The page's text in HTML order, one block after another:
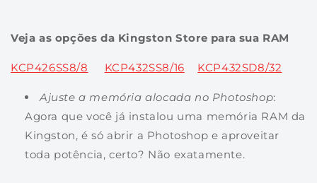
Veja as opções da Kingston Store para sua RAM
KCP426SS8/8 KCP432SS8/16 KCP432SD8/32
Ajuste a memória alocada no Photoshop:
Agora que você já instalou uma memória RAM da
Kingston, é só abrir a Photoshop e aproveitar
toda potência, certo? Não exatamente.